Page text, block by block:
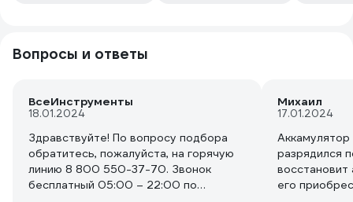
Вопросы и ответы
ВсеИнструменты
18.01.2024
Здравствуйте! По вопросу подбора
обратитесь, пожалуйста, на горячую
линию 8 800 550-37-70. Звонок
бесплатный 05:00 – 22:00 по
Михаил
17.01.2024
разрядился
восстановит
его